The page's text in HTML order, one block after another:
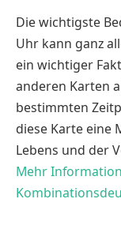
Die wichtigste
Uhr kann ganz
ein wichtiger
anderen Karten
bestimmten
diese Karte eine
Lebens und der
Mehr